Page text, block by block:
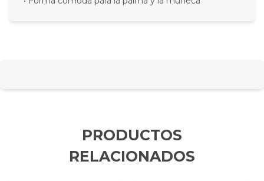
PRODUCTOS
RELACIONADOS